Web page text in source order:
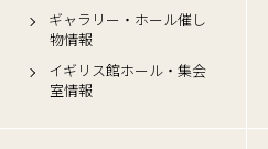
ギャラリー・ホール催し
物情報
イギリス館ホール・集会
室情報